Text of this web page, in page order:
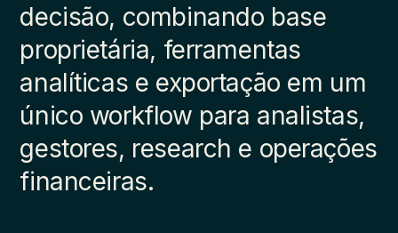
decisão, combinando base
proprietária, ferramentas
analíticas e exportação em um
único workflow para analistas,
gestores, research e operações
financeiras.